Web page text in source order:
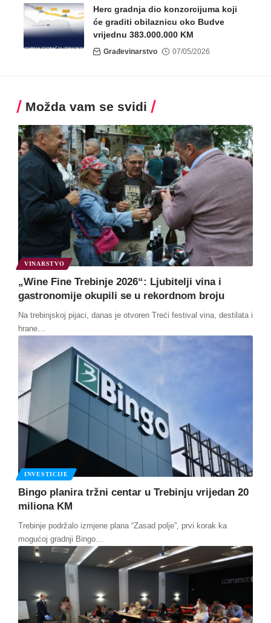
Herc gradnja dio konzorcijuma koji
će graditi obilaznicu oko Budve
vrijednu 383.000.000 KM
Građevinarstvo 07/05/2026
Možda vam se svidi
VINARSTVO
„Wine Fine Trebinje 2026“: Ljubitelji vina i
gastronomije okupili se u rekordnom broju
Na trebinjskoj pijaci, danas je otvoren Treći festival vina, destilata i
hrane
INVESTICIJE
Bingo planira tržni centar u Trebinju vrijedan 20
miliona KM
Trebinje podržalo izmjene plana “Zasad polje”, prvi korak ka
mogućoj gradnji Bingo